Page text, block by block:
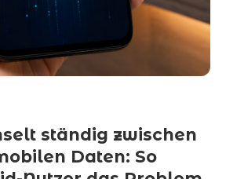
ständig zwischen
Daten: So